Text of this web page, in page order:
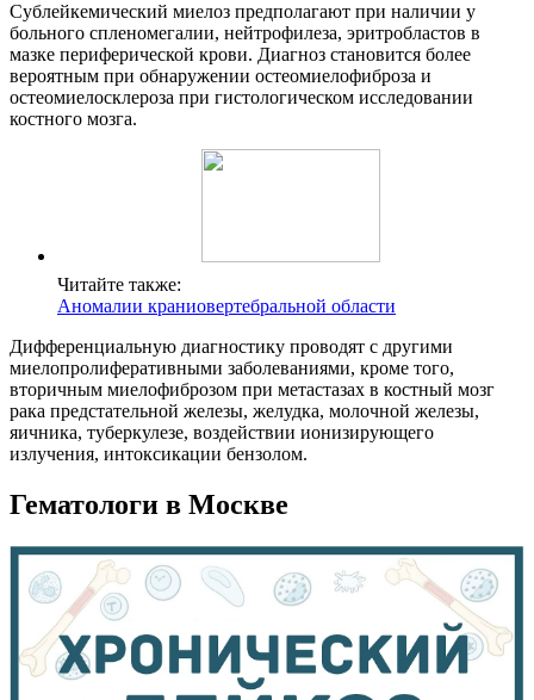
Сублейкемический миелоз предполагают при наличии у
больного спленомегалии, нейтрофилеза, эритробластов в
мазке периферической крови. Диагноз становится более
вероятным при обнаружении остеомиелофиброза и
остеомиелосклероза при гистологическом исследовании
костного мозга.
Читайте также:
Аномалии краниовертебральной области
Дифференциальную диагностику проводят с другими
миелопролиферативными заболеваниями, кроме того,
вторичным миелофиброзом при метастазах в костный мозг
рака предстательной железы, желудка, молочной железы,
яичника, туберкулезе, воздействии ионизирующего
излучения, интоксикации бензолом.
Гематологи в Москве